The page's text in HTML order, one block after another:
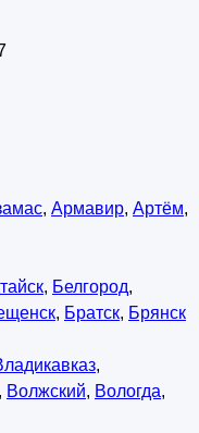
, Армавир, Артём,
, Белгород,
, Братск, Брянск
,
, Волжский, Вологда,